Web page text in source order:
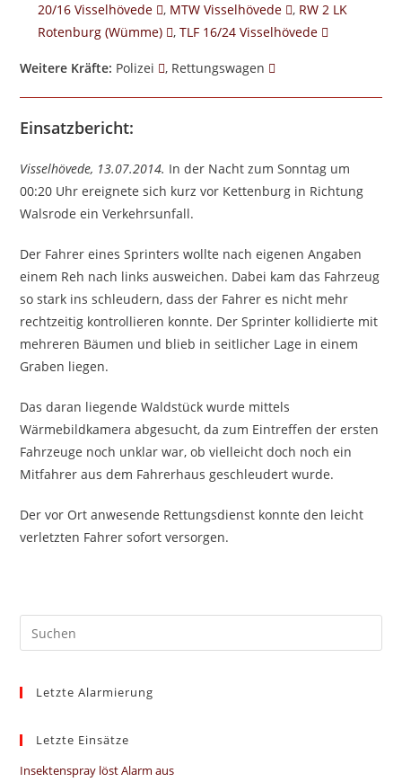
20/16 Visselhövede
, MTW Visselhövede , RW 2 LK
Rotenburg (Wümme)
,TLF 16/24 Visselhövede
Weitere Kräfte: Polizei , Rettungswagen
Einsatzbericht:
Visselhövede, 13.07.2014. In der Nacht zum Sonntag um
00:20 Uhr ereignete sich kurz vor Kettenburg in Richtung
Walsrode ein Verkehrsunfall.
Der Fahrer eines Sprinters wollte nach eigenen Angaben
einem Reh nach links ausweichen. Dabei kam das Fahrzeug
so stark ins schleudern, dass der Fahrer es nicht mehr
rechtzeitig kontrollieren konnte. Der Sprinter kollidierte mit
mehreren Bäumen und blieb in seitlicher Lage in einem
Graben liegen.
Das daran liegende Waldstück wurde mittels
Wärmebildkamera abgesucht, da zum Eintreffen der ersten
Fahrzeuge noch unklar war, ob vielleicht doch noch ein
Mitfahrer aus dem Fahrerhaus geschleudert wurde.
Der vor Ort anwesende Rettungsdienst konnte den leicht
verletzten Fahrer sofort versorgen.
Letzte Alarmierung
Letzte Einsätze
Insektenspray löst Alarm aus